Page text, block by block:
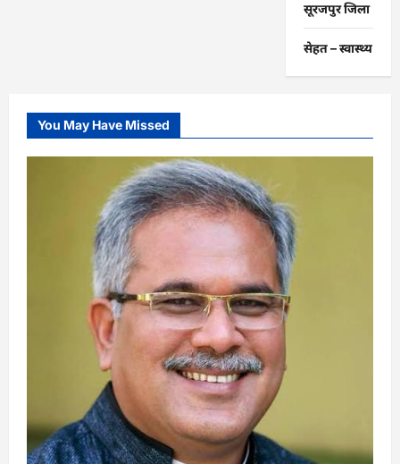
सूरजपुर जिला
सेहत – स्‍वास्‍थ्‍य
You May Have Missed